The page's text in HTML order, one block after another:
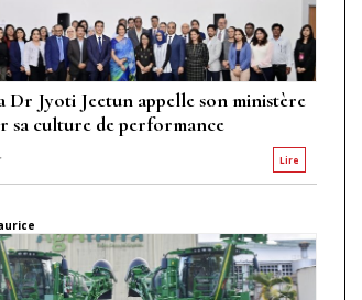
Dr Jyoti Jeetun appelle son ministère
sa culture de performance
Lire